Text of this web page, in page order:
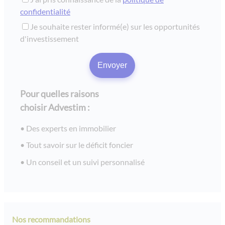
confidentialité
Je souhaite rester informé(e) sur les opportunités
d'investissement
Pour quelles raisons
choisir Advestim :
Des experts en immobilier
Tout savoir sur le déficit foncier
Un conseil et un suivi personnalisé
Nos recommandations